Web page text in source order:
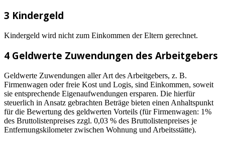
3 Kindergeld
Kindergeld wird nicht zum Einkommen der Eltern gerechnet.
4 Geldwerte Zuwendungen des Arbeitgebers
Geldwerte Zuwendungen aller Art des Arbeitgebers, z. B.
Firmenwagen oder freie Kost und Logis, sind Einkommen, soweit
sie entsprechende Eigenaufwendungen ersparen. Die hierfür
steuerlich in Ansatz gebrachten Beträge bieten einen Anhaltspunkt
für die Bewertung des geldwerten Vorteils (für Firmenwagen: 1%
des Bruttolistenpreises zzgl. 0,03 % des Bruttolistenpreises je
Entfernungskilometer zwischen Wohnung und Arbeitsstätte).